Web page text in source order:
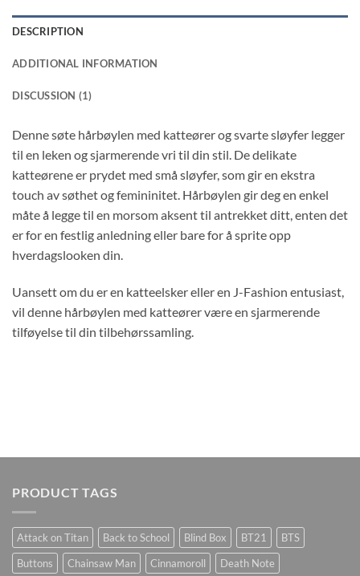
DESCRIPTION
ADDITIONAL INFORMATION
DISCUSSION (1)
Denne søte hårbøylen med katteører og svarte sløyfer legger
til en leken og sjarmerende vri til din stil. De delikate
katteørene er prydet med små sløyfer, som gir en ekstra
touch av søthet og femininitet. Hårbøylen gir deg en enkel
måte å legge til en morsom aksent til antrekket ditt, enten det
er for en festlig anledning eller bare for å sprite opp
hverdagslooken din.
Uansett om du er en katteelsker eller en J-Fashion entusiast,
vil denne hårbøylen med katteører være en sjarmerende
tilføyelse til din tilbehørssamling.
PRODUCT TAGS
Attack on Titan Back to School Blind Box BT21
BTS
Buttons
Chainsaw Man Cinnamoroll
Death Note